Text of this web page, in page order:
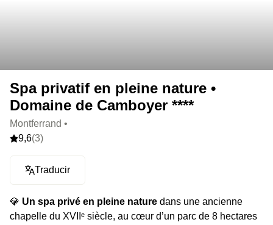
Spa privatif en pleine nature •
Domaine de Camboyer ****
Montferrand •
9,6(3)
Traducir
💎 Un spa privé en pleine nature dans une ancienne
chapelle du XVIIᵉ siècle, au cœur d’un parc de 8 hectares